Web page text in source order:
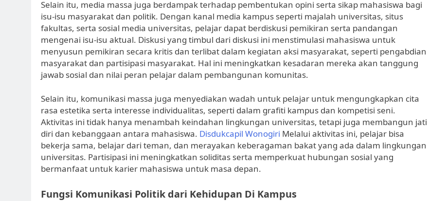
Selain itu, media massa juga berdampak terhadap pembentukan opini serta sikap mahasiswa bagi
isu-isu masyarakat dan politik. Dengan kanal media kampus seperti majalah universitas, situs
fakultas, serta sosial media universitas, pelajar dapat berdiskusi pemikiran serta pandangan
mengenai isu-isu aktual. Diskusi yang timbul dari diskusi ini menstimulasi mahasiswa untuk
menyusun pemikiran secara kritis dan terlibat dalam kegiatan aksi masyarakat, seperti pengabdian
masyarakat dan partisipasi masyarakat. Hal ini meningkatkan kesadaran mereka akan tanggung
jawab sosial dan nilai peran pelajar dalam pembangunan komunitas.
Selain itu, komunikasi massa juga menyediakan wadah untuk pelajar untuk mengungkapkan cita
rasa estetika serta interesse individualitas, seperti dalam grafiti kampus dan kompetisi seni.
Aktivitas ini tidak hanya menambah keindahan lingkungan universitas, tetapi juga membangun jati
diri dan kebanggaan antara mahasiswa. Disdukcapil Wonogiri Melalui aktivitas ini, pelajar bisa
bekerja sama, belajar dari teman, dan merayakan keberagaman bakat yang ada dalam lingkungan
universitas. Partisipasi ini meningkatkan soliditas serta memperkuat hubungan sosial yang
bermanfaat untuk karier mahasiswa untuk masa depan.
Fungsi Komunikasi Politik dari Kehidupan Di Kampus